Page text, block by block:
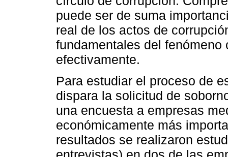
puede ser de suma
real de los actos de
fundamentales del
efectivamente.
Para estudiar el proceso de
dispara la solicitud de
una encuesta a empresas
económicamente más
resultados se realizaron